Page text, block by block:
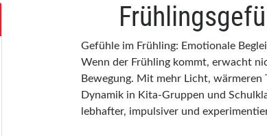
Gefühle im Frühling: Emotionale
Wenn der Frühling kommt, erwacht
Bewegung. Mit mehr Licht, wärmeren
Dynamik in Kita-Gruppen und
lebhafter, impulsiver und